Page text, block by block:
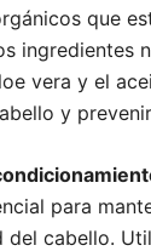
que
ingredientes
vera y el
y
para
del cabello.